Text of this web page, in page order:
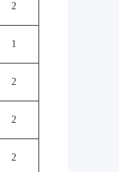
2
1
2
2
2